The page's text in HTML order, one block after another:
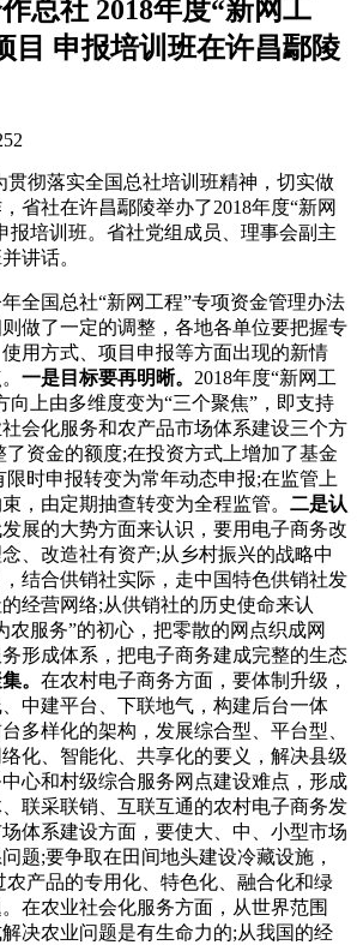
总社 2018年度“新网工
目 申报培训班在许昌鄢陵
彻落实全国总社培训班精神，切实做
省社在许昌鄢陵举办了2018年度“新网
报培训班。省社党组成员、理事会副主
讲话。
国总社“新网工程”专项资金管理办法
做了一定的调整，各地各单位要把握专
用方式、项目申报等方面出现的新情
一是目标要再明晰。 2018年度“新网工
向上由多维度变为“三个聚焦”，即支持
会化服务和农产品市场体系建设三个方
资金的额度;在投资方式上增加了基金
时申报转变为常年动态申报;在监管上
，由定期抽查转变为全程监管。 二是认
展的大势方面来认识，要用电子商务改
、改造社有资产;从乡村振兴的战略中
结合供销社实际，走中国特色供销社发
经营网络;从供销社的历史使命来认
农服务”的初心，把零散的网点织成网
形成体系，把电子商务建成完整的生态
。 在农村电子商务方面，要体制升级，
中建平台、下联地气，构建后台一体
多样化的架构，发展综合型、平台型、
化、智能化、共享化的要义，解决县级
心和村级综合服务网点建设难点，形成
联采联销、互联互通的农村电子商务发
体系建设方面，要使大、中、小型市场
题;要争取在田间地头建设冷藏设施，
农产品的专用化、特色化、融合化和绿
在农业社会化服务方面，从世界范围
决农业问题是有生命力的;从我国的经